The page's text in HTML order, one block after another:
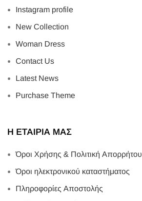
Instagram profile
New Collection
Woman Dress
Contact Us
Latest News
Purchase Theme
Η ΕΤΑΙΡΙΑ ΜΑΣ
Όροι Χρήσης & Πολιτική Απορρήτου
Όροι ηλεκτρονικού καταστήματος
Πληροφορίες Αποστολής